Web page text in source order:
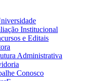
Institucional
e Editais
Administrativa
Conosco